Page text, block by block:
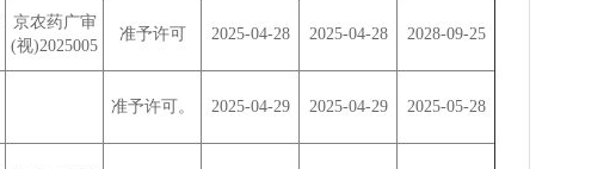
京农药广审
(视)2025005
准予许可 2025-04-28 2025-04-28 2028-09-25
准予许可。 2025-04-29 2025-04-29 2025-05-28